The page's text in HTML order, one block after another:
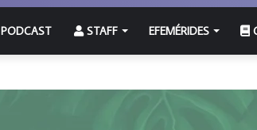
PODCAST STAFF EFEMÉRIDES